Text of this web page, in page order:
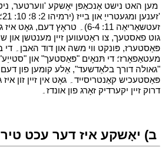
מען האט נישט אָנכאַפּן יאָשקע 'ווערטער, ניט
זעטשאַריאַה 11: 6-4)۔ טראָץ דעם,
גוט פאסטעך, צו ראַטעווען זיין מענטשן און
פּאַסטערז, פּונקט ווי משה און דוד האבן۔
מעטאַפאָרז؛ די תּנאָים "פּאַסטעך" און "סטייַע"
"גאולה דורך בלאַדשעד", אַלע קומען פון
פּאַסטעכיש קאַנטריסייד۔ גאָט אין זיין זון
דרוק זיין יקערדיק זאָרג פון אונדז۔
ב) יאָשקע איז דער עכט טיר (יוחנן